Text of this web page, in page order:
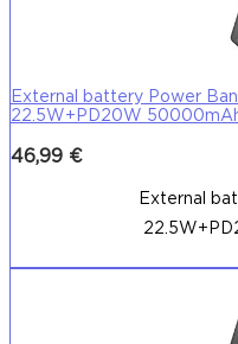
External battery Power
22.5W+PD20W
46,99 €
External